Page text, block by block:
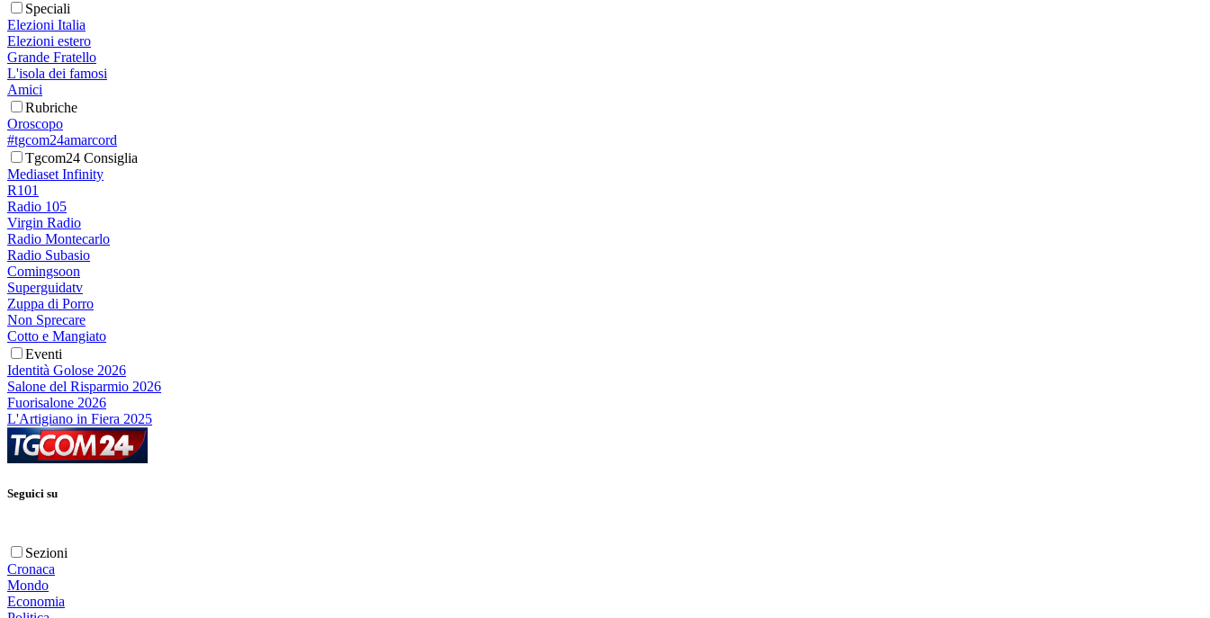
Speciali
Elezioni Italia
Elezioni estero
Grande Fratello
L'isola dei famosi
Amici
Rubriche
Oroscopo
#tgcom24amarcord
Tgcom24 Consiglia
Mediaset Infinity
R101
Radio 105
Virgin Radio
Radio Montecarlo
Radio Subasio
Comingsoon
Superguidatv
Zuppa di Porro
Non Sprecare
Cotto e Mangiato
Eventi
Identità Golose 2026
Salone del Risparmio 2026
Fuorisalone 2026
L'Artigiano in Fiera 2025
Seguici su
Sezioni
Cronaca
Mondo
Economia